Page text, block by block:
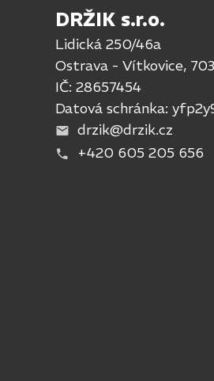
DRŽIK s.r.o.
Lidická 250/46a
Ostrava - Vítkovice,
IČ: 28657454
Datová schránka:
drzik@drzik.cz
+420 605 205 656